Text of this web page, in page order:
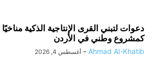
دعوات لتبني القرى الإنتاجية الذكية مناخيًا
كمشروع وطني في الأردن
Ahmad Al-Khatib
- أغسطس 4, 2026